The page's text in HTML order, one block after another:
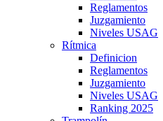
Reglamentos
Juzgamiento
Niveles USAG
Rítmica
Definicion
Reglamentos
Juzgamiento
Niveles USAG
Ranking 2025